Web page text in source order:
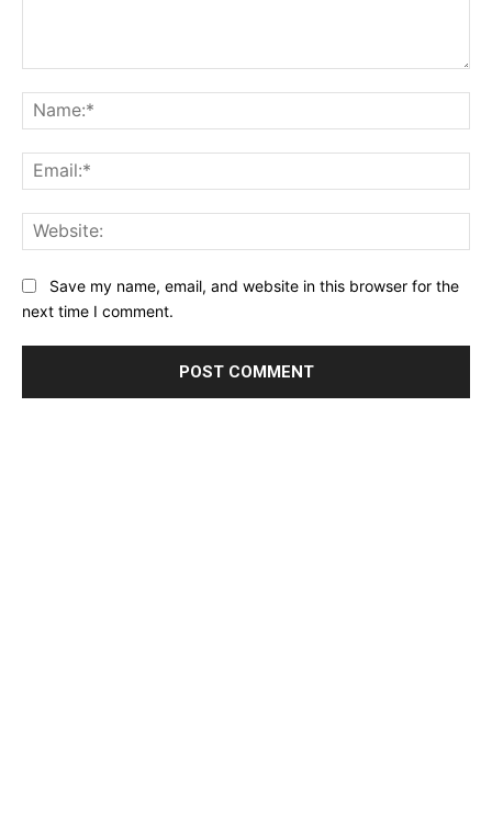
Save my name, email, and website in this browser for the
next time I comment.